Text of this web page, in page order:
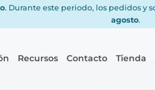
. Durante este periodo, los pedidos y
agosto.
Recursos Contacto Tienda